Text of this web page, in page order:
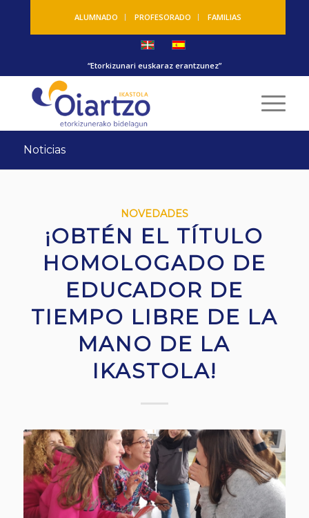
ALUMNADO PROFESORADO FAMILIAS
“Etorkizunari euskaraz erantzunez”
Noticias
NOVEDADES
¡OBTÉN EL TÍTULO
HOMOLOGADO DE
EDUCADOR DE
TIEMPO LIBRE DE LA
MANO DE LA
IKASTOLA!